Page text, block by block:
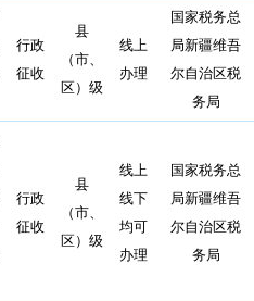
行政
征收
县
（市、
区）级
线上
办理
国家税务总
局新疆维吾
尔自治区税
务局
行政
征收
县
（市、
区）级
线上
线下
均可
办理
国家税务总
局新疆维吾
尔自治区税
务局